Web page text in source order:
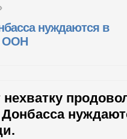
›
нуждаются в
ООН